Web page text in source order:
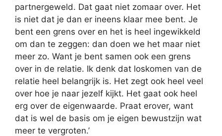
partnergeweld. Dat gaat niet zomaar over. Het
is niet dat je dan er ineens klaar mee bent. Je
bent een grens over en het is heel ingewikkeld
om dan te zeggen: dan doen we het maar niet
meer zo. Want je bent samen ook een grens
over in de relatie. Ik denk dat loskomen van de
relatie heel belangrijk is. Het zegt ook heel veel
over hoe je naar jezelf kijkt. Het gaat ook heel
erg over de eigenwaarde. Praat erover, want
dat is wel de basis om je eigen bewustzijn wat
meer te vergroten.’